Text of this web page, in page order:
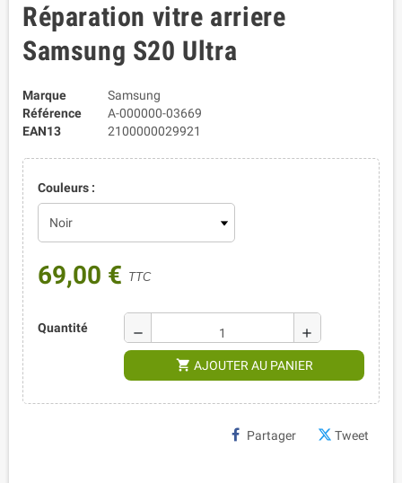
Réparation vitre arriere
Samsung S20 Ultra
Marque
Samsung
Référence
A-000000-03669
EAN13
2100000029921
Couleurs :
69,00 € TTC
Quantité remove add
shopping_cart AJOUTER AU PANIER
Partager Tweet